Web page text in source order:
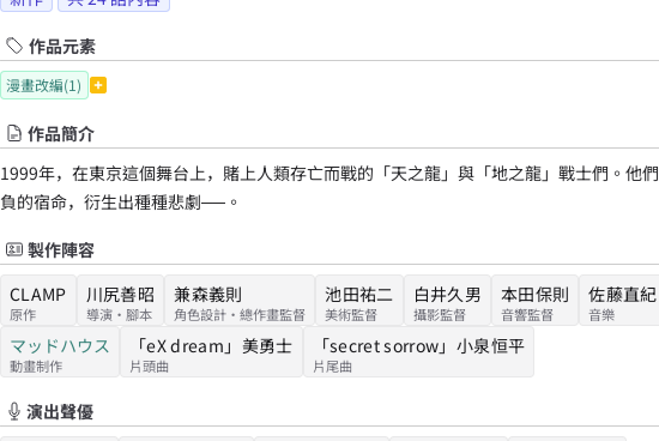
作品元素
漫畫改編(1)
作品簡介
1999年，在東京這個舞台上，賭上人類存亡而戰的「天之龍」與「地之龍」戰士們。他
負的宿命，衍生出種種悲劇──。
製作陣容
CLAMP
原作
川尻善昭
導演・腳本
兼森義則
角色設計・總作畫監督
池田祐二
美術監督
白井久男
攝影監督
本田保則
音響監督
佐藤直紀
音樂
マッドハウス
動畫制作
「eX dream」 美勇士
片頭曲
「secret sorrow」 小泉恒平
片尾曲
演出聲優